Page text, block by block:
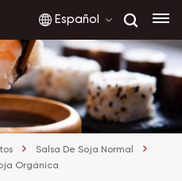
Español
Salsa De Soja Normal
Orgánica